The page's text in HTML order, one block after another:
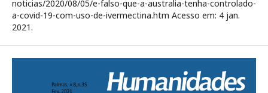
noticias/2020/08/05/e-falso-que-a-australia-tenha-controlado-
a-covid-19-com-uso-de-ivermectina.htm Acesso em: 4 jan.
2021.